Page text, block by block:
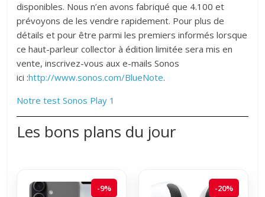
disponibles. Nous n’en avons fabriqué que 4.100 et
prévoyons de les vendre rapidement. Pour plus de
détails et pour être parmi les premiers informés lorsque
ce haut-parleur collector à édition limitée sera mis en
vente, inscrivez-vous aux e-mails Sonos
ici :http://www.sonos.com/BlueNote.
Notre test Sonos Play 1
Les bons plans du jour
-9% -20%